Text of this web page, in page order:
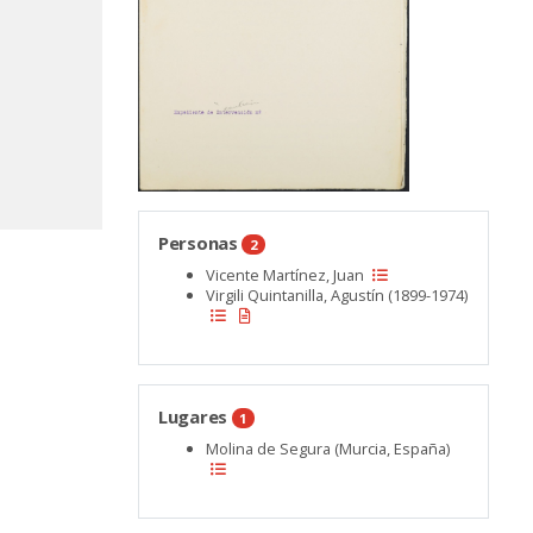
Personas 2
Vicente Martínez, Juan
Virgili Quintanilla, Agustín (1899-1974)
Lugares 1
Molina de Segura (Murcia, España)